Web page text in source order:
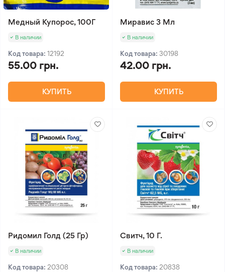
Медный Купорос, 100Г
В наличии
Код товара: 12192
55.00 грн.
КУПИТЬ
Миравис 3 Мл
В наличии
Код товара: 30198
42.00 грн.
КУПИТЬ
Ридомил Голд (25 Гр)
В наличии
Код товара: 20308
Свитч, 10 Г.
В наличии
Код товара: 20838